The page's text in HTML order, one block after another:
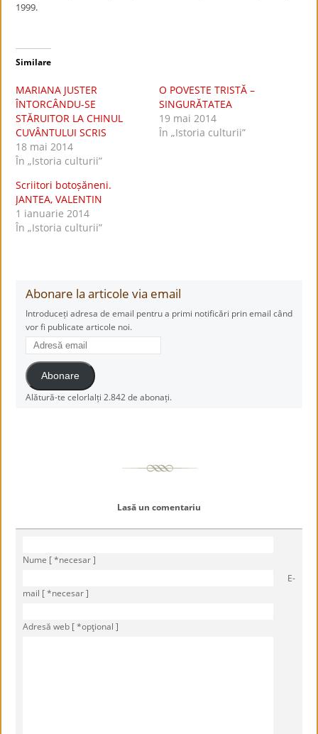
1999.
Similare
MARIANA JUSTER
ÎNTORCÂNDU-SE
STĂRUITOR LA CHINUL
CUVÂNTULUI SCRIS
18 mai 2014
În „Istoria culturii”
O POVESTE TRISTĂ –
SINGURĂTATEA
19 mai 2014
În „Istoria culturii”
Scriitori botoșăneni.
JANTEA, VALENTIN
1 ianuarie 2014
În „Istoria culturii”
Abonare la articole via email
Introduceți adresa de email pentru a primi notificări prin email când
vor fi publicate articole noi.
Adresă
email
Abonare
Alătură-te celorlalți 2.842 de abonați.
Lasă un comentariu
Nume [ *necesar ]
E-
mail [ *necesar ]
Adresă web [ *opţional ]